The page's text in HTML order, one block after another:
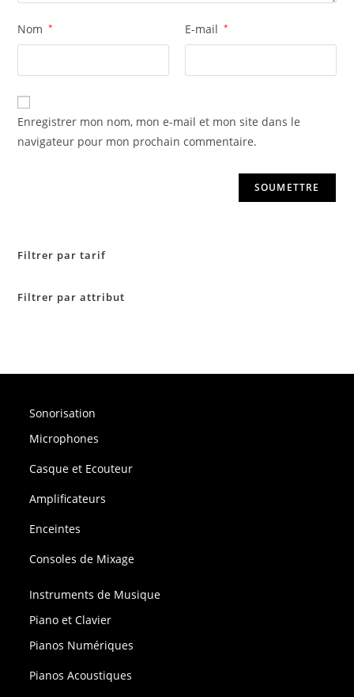
Nom * E-mail *
Enregistrer mon nom, mon e-mail et mon site dans le
navigateur pour mon prochain commentaire.
Filtrer par tarif
Filtrer par attribut
Sonorisation
Microphones
Casque et Ecouteur
Amplificateurs
Enceintes
Consoles de Mixage
Instruments de Musique
Piano et Clavier
Pianos Numériques
Pianos Acoustiques